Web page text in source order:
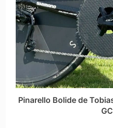
Pinarello Bolide de